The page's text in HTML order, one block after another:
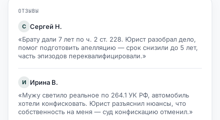
ОТЗЫВЫ
С Сергей Н.
«Брату дали 7 лет по ч. 2 ст. 228. Юрист разобрал дело,
помог подготовить апелляцию — срок снизили до 5 лет,
часть эпизодов переквалифицировали.»
И
Ирина В.
«Мужу светило реальное по 264.1 УК РФ, автомобиль
хотели конфисковать. Юрист разъяснил нюансы, что
собственность на меня — суд конфискацию отменил.»